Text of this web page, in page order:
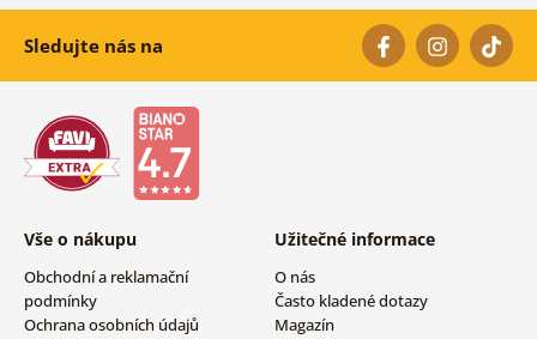
Sledujte nás na
Vše o nákupu
Obchodní a reklamační
podmínky
Ochrana osobních údajů
Užitečné informace
O nás
Často kladené dotazy
Magazín